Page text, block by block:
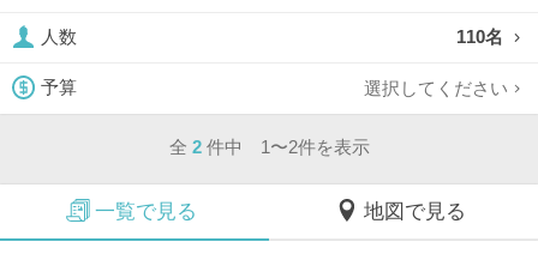
人数 110名
予算 選択してください
全 2 件中 1〜2件を表示
一覧で見る 地図で見る